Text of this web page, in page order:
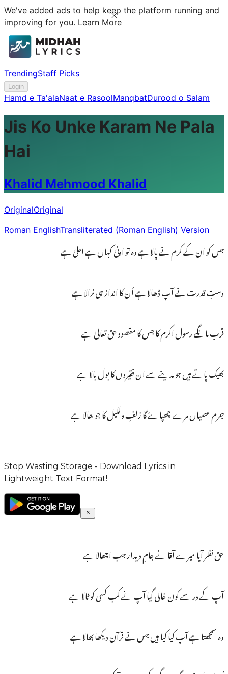
We've added ads to help keep the platform running and
improving for you. Learn More
TrendingStaff Picks
Login
Hamd e Ta'alaNaat e RasoolManqbatDurood o Salam
Jis Ko Unke Karam Ne Pala
Hai
Khalid Mehmood Khalid
OriginalOriginal
Roman EnglishTransliterated (Roman English) Version
جس کو ان کے کرم نے پالا ہے وہ تو ادنیٰ کہاں ہے اعلیٰ ہے
دستِ قدرت نے آپ ڈھالا ہے اُن کا انداز ہی نرالا ہے
قرب مانگے رسول اکرم کا جس کا مقصود حق تعالیٰ ہے
بھیک پاتے ہیں جو مدینے سے ان فقیروں کا بول بالا ہے
جرم عصیاں مرے چھپاۓ گا زلفِ وللیل کا جو ھالا ہے
Stop Wasting Storage - Download Lyrics in
Lightweight Text Format!
حق نظر آیا میرے آقا نے جامِ دیدار جب اچھالا ہے
آپ کے در سے کون خالی گیا آپ نے کب کسی کو ٹالا ہے
وہ سمجھتا ہے آپ کیا کیا ہیں جس نے قرآن دیکھا بھالا ہے